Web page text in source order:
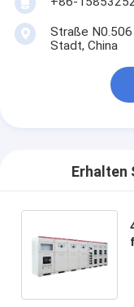
Straße N0.506
Stadt, China
Erhalten